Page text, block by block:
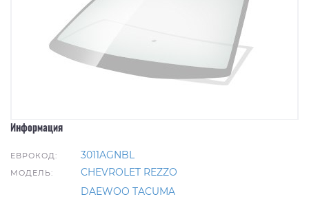
Информация
ЕВРОКОД: 3011AGNBL
МОДЕЛЬ:
CHEVROLET REZZO
DAEWOO TACUMA